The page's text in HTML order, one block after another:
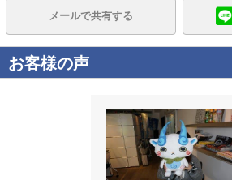
メールで共有する
お客様の声